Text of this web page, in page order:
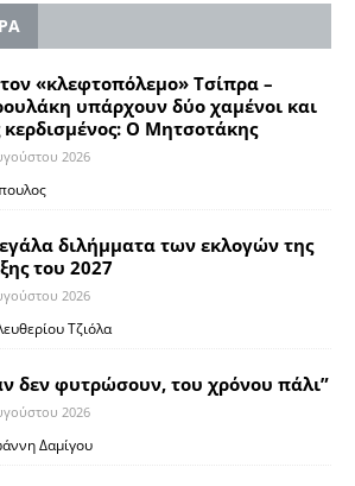
«κλεφτοπόλεμο» Τσίπρα –
υπάρχουν δύο χαμένοι και
κερδισμένος: Ο Μητσοτάκης
2026
διλήμματα των εκλογών της
του 2027
2026
Τζιόλα
δεν φυτρώσουν, του χρόνου πάλι”
2026
Δαμίγου